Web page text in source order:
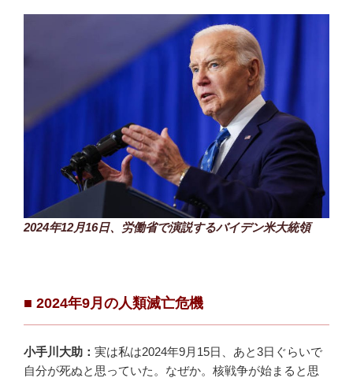
2024年12月16日、労働省で演説するバイデン米大統領
■ 2024年9月の人類滅亡危機
小手川大助： 実は私は2024年9月15日、あと3日ぐらいで
自分が死ぬと思っていた。なぜか。核戦争が始まると思